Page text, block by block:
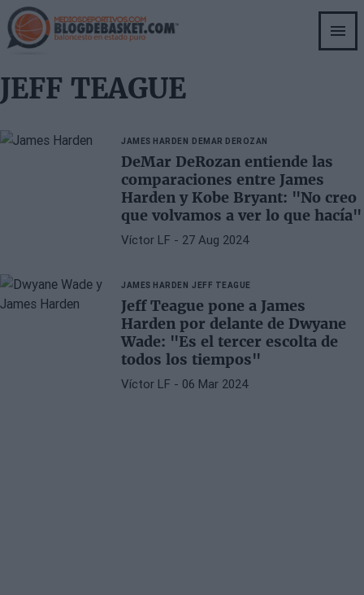
Skip
to
main
JEFF TEAGUE
JAMES HARDEN DEMAR DEROZAN
DeMar DeRozan entiende las
comparaciones entre James
Harden y Kobe Bryant: "No creo
que volvamos a ver lo que hacía"
Víctor LF - 27 Aug 2024
JAMES HARDEN JEFF TEAGUE
Jeff Teague pone a James
Harden por delante de Dwyane
Wade: "Es el tercer escolta de
todos los tiempos"
Víctor LF - 06 Mar 2024